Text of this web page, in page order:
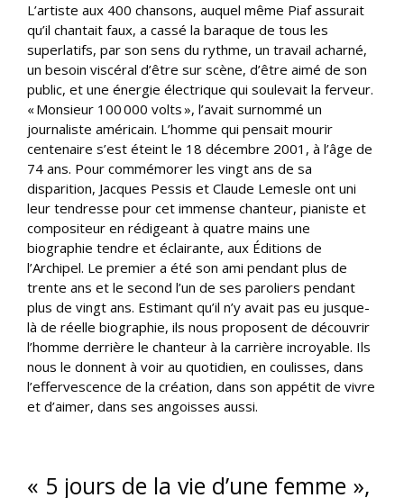
L’artiste aux 400 chansons, auquel même Piaf assurait
qu’il chantait faux, a cassé la baraque de tous les
superlatifs, par son sens du rythme, un travail acharné,
un besoin viscéral d’être sur scène, d’être aimé de son
public, et une énergie électrique qui soulevait la ferveur.
« Monsieur 100 000 volts », l’avait surnommé un
journaliste américain. L’homme qui pensait mourir
centenaire s’est éteint le 18 décembre 2001, à l’âge de
74 ans. Pour commémorer les vingt ans de sa
disparition, Jacques Pessis et Claude Lemesle ont uni
leur tendresse pour cet immense chanteur, pianiste et
compositeur en rédigeant à quatre mains une
biographie tendre et éclairante, aux Éditions de
l’Archipel. Le premier a été son ami pendant plus de
trente ans et le second l’un de ses paroliers pendant
plus de vingt ans. Estimant qu’il n’y avait pas eu jusque-
là de réelle biographie, ils nous proposent de découvrir
l’homme derrière le chanteur à la carrière incroyable. Ils
nous le donnent à voir au quotidien, en coulisses, dans
l’effervescence de la création, dans son appétit de vivre
et d’aimer, dans ses angoisses aussi.
« 5 jours de la vie d’une femme »,